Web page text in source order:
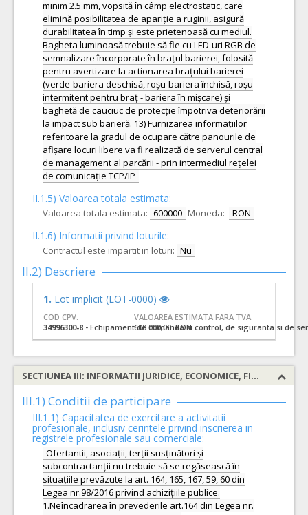
minim 2.5 mm, vopsită în câmp electrostatic, care
elimină posibilitatea de apariție a ruginii, asigură
durabilitatea în timp și este prietenoasă cu mediul.
Bagheta luminoasă trebuie să fie cu LED-uri RGB de
semnalizare încorporate în brațul barierei, folosită
pentru avertizare la actionarea brațului barierei
(verde-bariera deschisă, roșu-bariera închisă, roșu
intermitent pentru braț - bariera în mișcare) și
baghetă de cauciuc de protecție împotriva deteriorării
la impact sub barieră. 13) Furnizarea informațiilor
referitoare la gradul de ocupare către panourile de
afișare locuri libere va fi realizată de serverul central
de management al parcării - prin intermediul rețelei
de comunicație TCP/IP
II.1.5) Valoarea totala estimata:
Valoarea totala estimata: 600000 Moneda: RON
II.1.6) Informatii privind loturile:
Contractul este impartit in loturi: Nu
II.2) Descriere
1. Lot implicit (LOT-0000)
COD CPV:
34996300-8 - Echipament de comanda si control, de siguranta si de
VALOAREA ESTIMATA FARA TVA:
600.000,00 RON
SECTIUNEA III: INFORMATII JURIDICE, ECONOMICE, FINANCIARE SI TEHNICE
III.1) Conditii de participare
III.1.1) Capacitatea de exercitare a activitatii
profesionale, inclusiv cerintele privind inscrierea in
registrele profesionale sau comerciale:
Ofertantii, asociații, terții susținători și
subcontractanții nu trebuie să se regăsească în
situațiile prevăzute la art. 164, 165, 167, 59, 60 din
Legea nr.98/2016 privind achizițiile publice.
1.Neîncadrarea în prevederile art.164 din Legea nr.